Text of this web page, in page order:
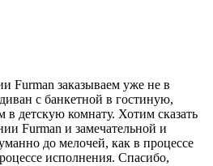
Furman заказываем уже не в
с банкетной в гостиную,
в детскую комнату. Хотим сказать
Furman и замечательной и
до мелочей, как в процессе
исполнения. Спасибо,